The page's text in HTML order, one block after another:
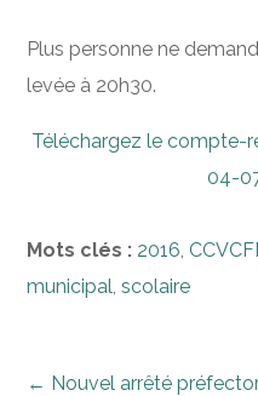
Plus personne ne
levée à 20h30.
Téléchargez le compte-
04-
Mots clés : 2016,
municipal,scolaire
← Nouvel arrêté